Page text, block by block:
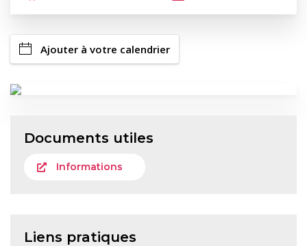
Ajouter à votre calendrier
Documents utiles
Informations
Liens pratiques